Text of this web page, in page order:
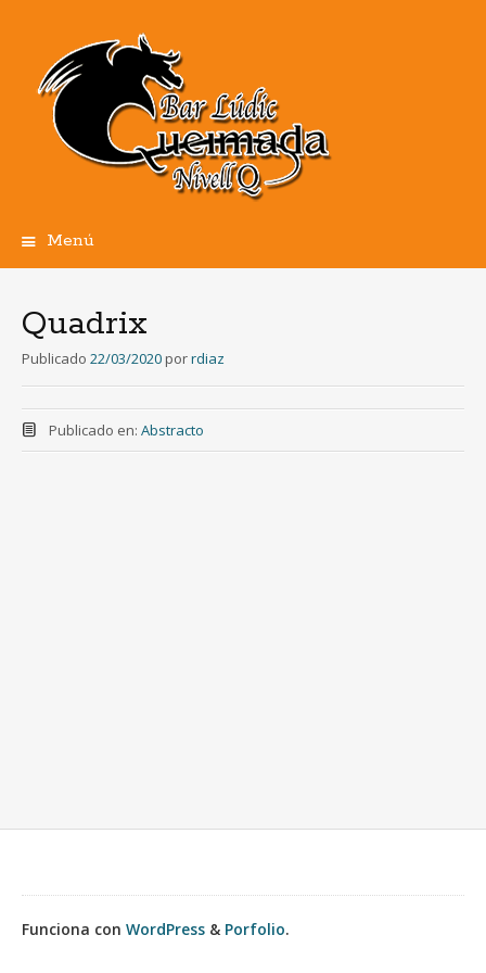
Menú
Quadrix
Publicado 22/03/2020 porrdiaz
Publicado en: Abstracto
Funciona con WordPress & Porfolio.